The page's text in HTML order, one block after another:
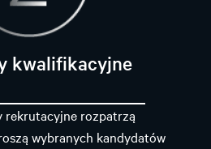
kwalifikacyjne
rekrutacyjne rozpatrzą
wybranych kandydatów